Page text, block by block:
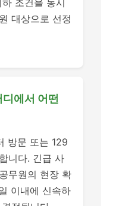
대상으로 선정
에서 어떤
방문 또는 129
니다. 긴급 사
무원의 현장 확
이내에 신속하